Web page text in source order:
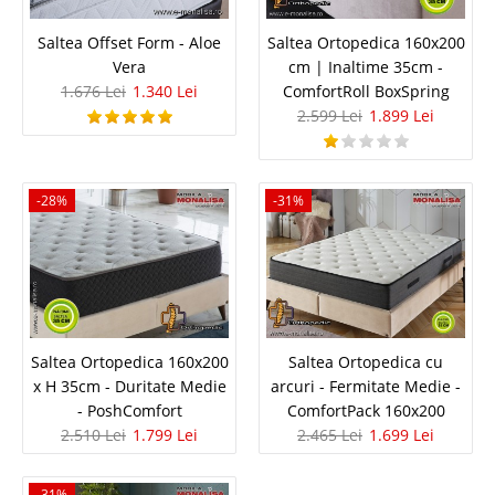
Indisponibil-Furnizor delistat
Adauga la Favorite
Saltea Body Care Latex
Saltele de Lux Body Care cu Latex pur, Aloe Vera si arcuri Bonnell Latexul
natural este un fel de cauciuc pur si se obtine din copaci ca Para rubber
tree și Castilla elastica. Cauciucul natural este cel mai important produs
obtinut din latex pur. Arborele de cauciuc p..
Compara
1.889 Lei
Saltea Offset Form - Aloe
Vera
1.676 Lei 1.340 Lei
Saltea Ortopedica 160x200
cm | Inaltime 35cm -
ComfortRoll BoxSpring
2.599 Lei 1.899 Lei
-28%
Saltea Ortopedica 160x200
x H 35cm - Duritate Medie
- PoshComfort
2.510 Lei 1.799 Lei
-31%
Saltea Ortopedica cu
arcuri - Fermitate Medie -
ComfortPack 160x200
2.465 Lei 1.699 Lei